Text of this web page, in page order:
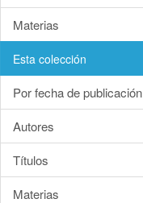
Materias
Esta colección
Por fecha de publicación
Autores
Títulos
Materias